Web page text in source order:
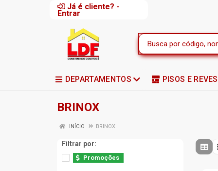
Já é cliente? -
Entrar
DEPARTAMENTOS PISOS E
BRINOX
INÍCIO BRINOX
Filtrar por:
Promoções